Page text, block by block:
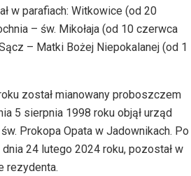
w parafiach: Witkowice (od 20
– św. Mikołaja (od 10 czerwca
– Matki Bożej Niepokalanej (od 1
został mianowany proboszczem
5 sierpnia 1998 roku objął urząd
Prokopa Opata w Jadownikach. Po
24 lutego 2024 roku, pozostał w
rezydenta.